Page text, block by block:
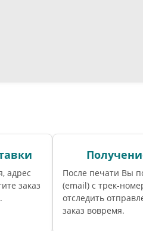
адрес
заказ
После печати Вы
(email) c трек-
отследить
заказ вовремя.